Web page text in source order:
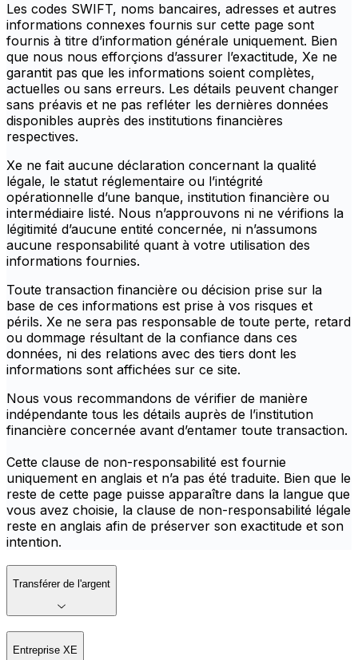
Les codes SWIFT, noms bancaires, adresses et autres
informations connexes fournis sur cette page sont
fournis à titre d’information générale uniquement. Bien
que nous nous efforçions d’assurer l’exactitude, Xe ne
garantit pas que les informations soient complètes,
actuelles ou sans erreurs. Les détails peuvent changer
sans préavis et ne pas refléter les dernières données
disponibles auprès des institutions financières
respectives.
Xe ne fait aucune déclaration concernant la qualité
légale, le statut réglementaire ou l’intégrité
opérationnelle d’une banque, institution financière ou
intermédiaire listé. Nous n’approuvons ni ne vérifions la
légitimité d’aucune entité concernée, ni n’assumons
aucune responsabilité quant à votre utilisation des
informations fournies.
Toute transaction financière ou décision prise sur la
base de ces informations est prise à vos risques et
périls. Xe ne sera pas responsable de toute perte, retard
ou dommage résultant de la confiance dans ces
données, ni des relations avec des tiers dont les
informations sont affichées sur ce site.
Nous vous recommandons de vérifier de manière
indépendante tous les détails auprès de l’institution
financière concernée avant d’entamer toute transaction.
Cette clause de non-responsabilité est fournie
uniquement en anglais et n’a pas été traduite. Bien que le
reste de cette page puisse apparaître dans la langue que
vous avez choisie, la clause de non-responsabilité légale
reste en anglais afin de préserver son exactitude et son
intention.
Transférer de l'argent
Entreprise XE